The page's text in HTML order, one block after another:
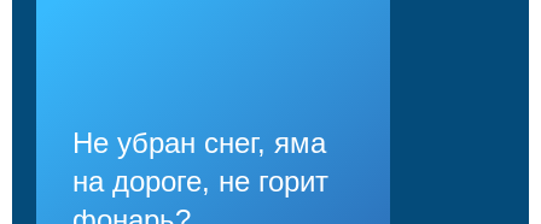
Не убран снег, яма
на дороге, не горит